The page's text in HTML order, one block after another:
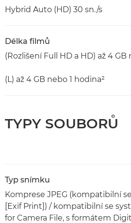
Hybrid Auto (HD) 30 sn./s
Délka filmů
(Rozlišení Full HD a HD) až 4 GB
(L) až 4 GB nebo 1 hodina²
TYPY SOUBORŮ
Typ snímku
Komprese JPEG (kompatibilní
[Exif Print]) / kompatibilní se
for Camera File, s formátem